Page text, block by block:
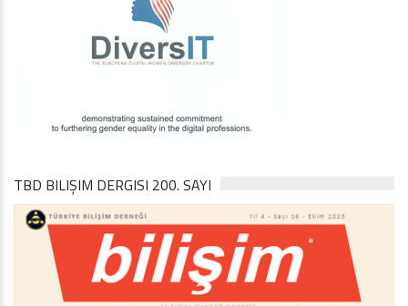
TBD BILIŞIM DERGISI 200. SAYI